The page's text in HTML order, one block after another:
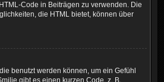
Code in Beiträgen zu verwenden. Die
die HTML bietet, können über
benutzt werden können, um ein Gefühl
gibt es einen kurzen Code, z. B.